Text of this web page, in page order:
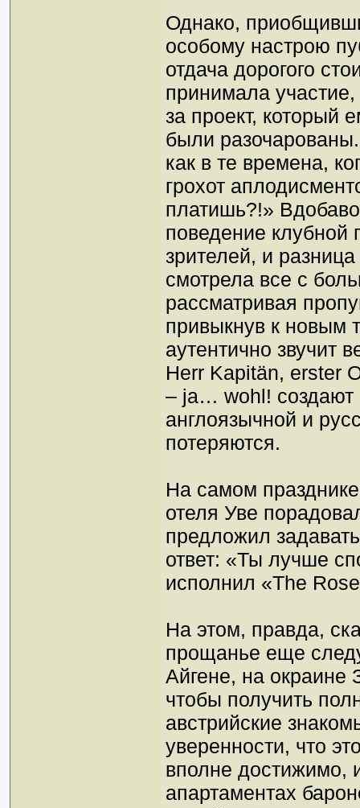
Однако,
особому настрою
отдача дорогого
принимала
за проект, который
были
как в те времена,
грохот
платишь?!»
поведение клубной
зрителей, и
смотрела все с
рассматривая
привыкнув к новым
аутентично звучит
Herr Kapitän, erster
– ja… wohl! создают
англоязычной и
потеряются.
На самом празднике
отеля Уве
предложил
ответ: «Ты лучше
исполнил «The
На этом, правда,
прощанье еще
Айгене, на окраине
чтобы получить
австрийские
уверенности, что
вполне достижимо,
апартаментах